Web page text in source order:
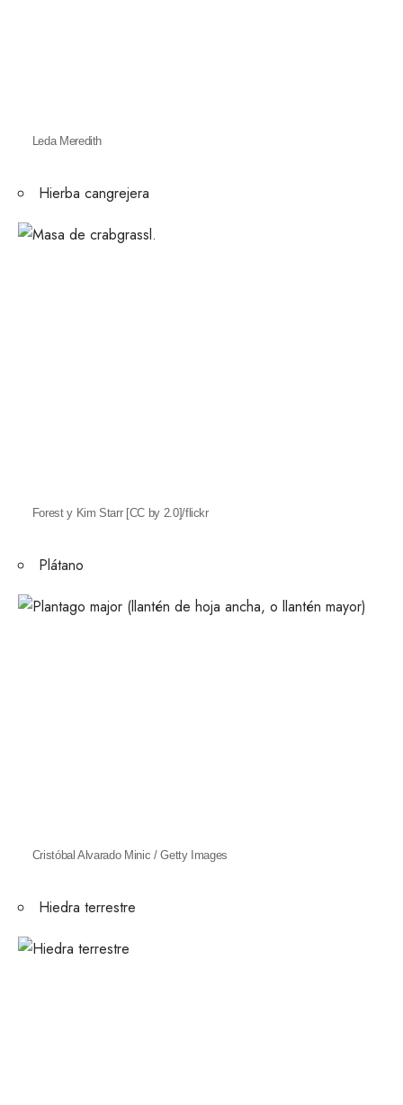
Leda Meredith
Hierba cangrejera
Forest y Kim Starr [CC by 2.0]/flickr
Plátano
Cristóbal Alvarado Minic / Getty Images
Hiedra terrestre